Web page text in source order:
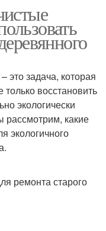
это задача, которая
восстановить
экологически
рассмотрим, какие
экологичного
ремонта старого